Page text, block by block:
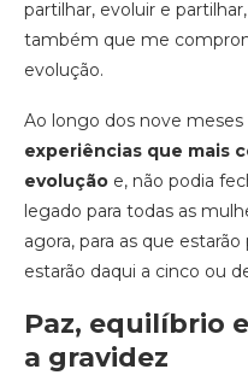
partilhar, evoluir e
também que me
evolução.
Ao longo dos nove
experiências que mais
evolução e, não podia
legado para todas as
agora, para as que
estarão daqui a cinco ou
Paz, equilíbrio
a gravidez